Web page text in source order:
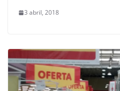
3 abril, 2018